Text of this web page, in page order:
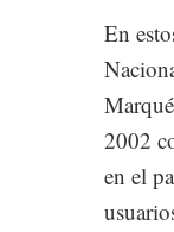
En
2002
en el